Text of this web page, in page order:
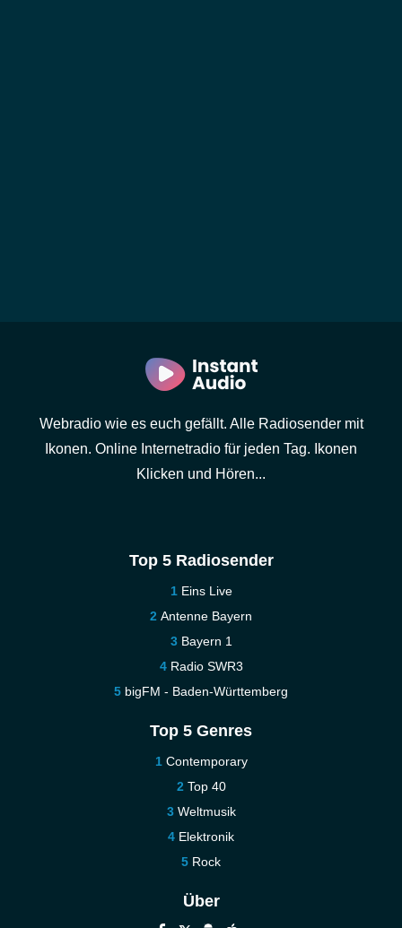
Webradio wie es euch gefällt. Alle Radiosender mit
Ikonen. Online Internetradio für jeden Tag. Ikonen
Klicken und Hören...
Top 5 Radiosender
Eins Live
Antenne Bayern
Bayern 1
Radio SWR3
bigFM - Baden-Württemberg
Top 5 Genres
Contemporary
Top 40
Weltmusik
Elektronik
Rock
Über